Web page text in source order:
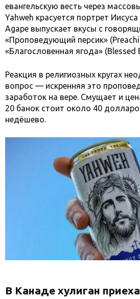
евангельскую весть через
Yahweh красуется портрет
Agape выпускает вкусы с
«Проповедующий персик»
«Благословенная ягода» (Blessed
Реакция в религиозных кругах
вопрос — искренняя это
заработок на вере. Смущает и
20 банок стоит около 40
недёшево.
В Канаде хулиган